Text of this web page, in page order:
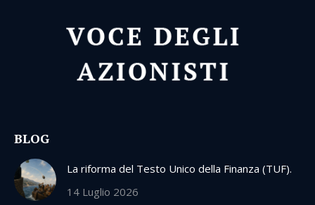
BLOG
La riforma del Testo Unico della Finanza (TUF).
14 Luglio 2026